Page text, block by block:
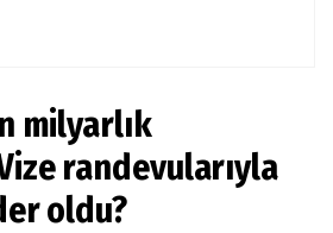
milyarlık
randevularıyla
oldu?